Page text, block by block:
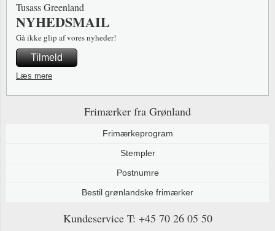
Frimærker fra Grønland
Frimærkeprogram
Stempler
Postnumre
Bestil grønlandske frimærker
Kundeservice T: +45 70 26 05 50
Tusass Greenland
NYHEDSMAIL
Gå ikke glip af vores nyheder!
Tilmeld
Læs mere